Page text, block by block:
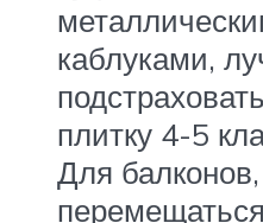
каблуками,
плитку 4-5
Для